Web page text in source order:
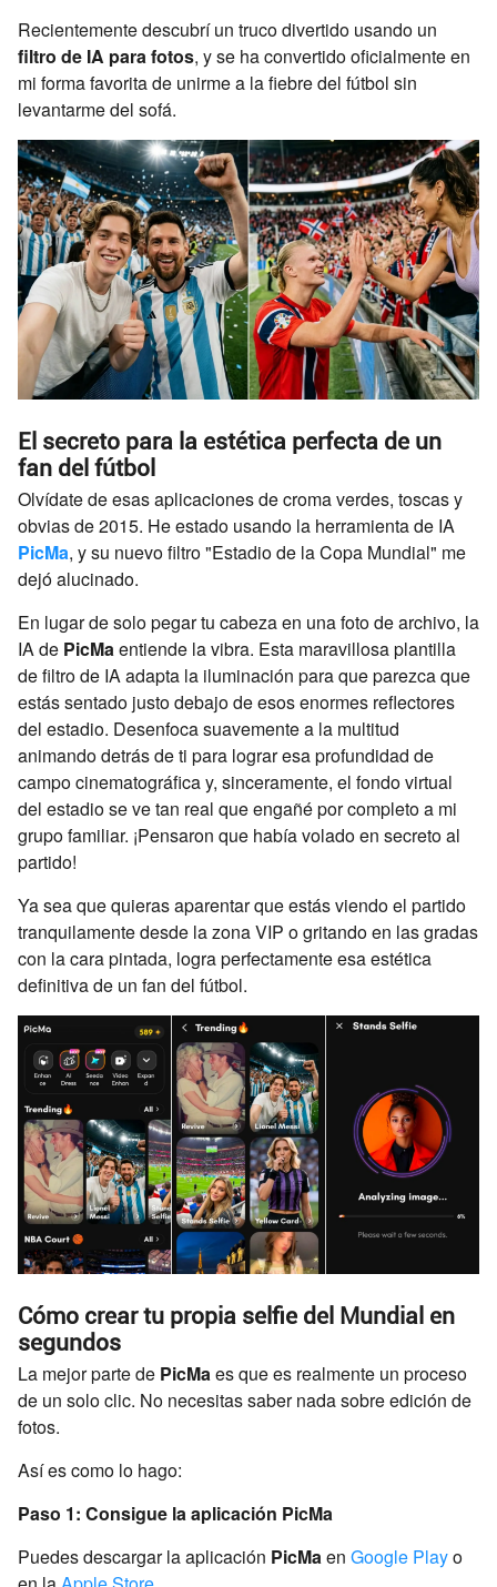
Recientemente descubrí un truco divertido usando un
filtro de IA para fotos, y se ha convertido oficialmente en
mi forma favorita de unirme a la fiebre del fútbol sin
levantarme del sofá.
El secreto para la estética perfecta de un
fan del fútbol
Olvídate de esas aplicaciones de croma verdes, toscas y
obvias de 2015. He estado usando la herramienta de IA
PicMa, y su nuevo filtro "Estadio de la Copa Mundial" me
dejó alucinado.
En lugar de solo pegar tu cabeza en una foto de archivo, la
IA de PicMa entiende la vibra. Esta maravillosa plantilla
de filtro de IA adapta la iluminación para que parezca que
estás sentado justo debajo de esos enormes reflectores
del estadio. Desenfoca suavemente a la multitud
animando detrás de ti para lograr esa profundidad de
campo cinematográfica y, sinceramente, el fondo virtual
del estadio se ve tan real que engañé por completo a mi
grupo familiar. ¡Pensaron que había volado en secreto al
partido!
Ya sea que quieras aparentar que estás viendo el partido
tranquilamente desde la zona VIP o gritando en las gradas
con la cara pintada, logra perfectamente esa estética
definitiva de un fan del fútbol.
Cómo crear tu propia selfie del Mundial en
segundos
La mejor parte de PicMaes que es realmente un proceso
de un solo clic. No necesitas saber nada sobre edición de
fotos.
Así es como lo hago:
Paso 1: Consigue la aplicación PicMa
Puedes descargar la aplicación PicMaen Google Playo